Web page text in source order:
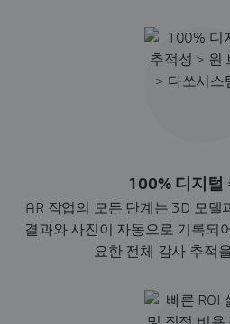
100% 디지털
AR 작업의 모든 단계는 3D 모델
결과와 사진이 자동으로 기록되
요한 전체 감사 추적